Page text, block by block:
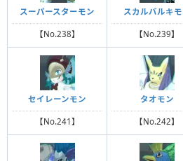
スーパースターモン
【No.238】
スカルバルキ
【No.239】
セイレーンモン
【No.241】
タオモン
【No.242】